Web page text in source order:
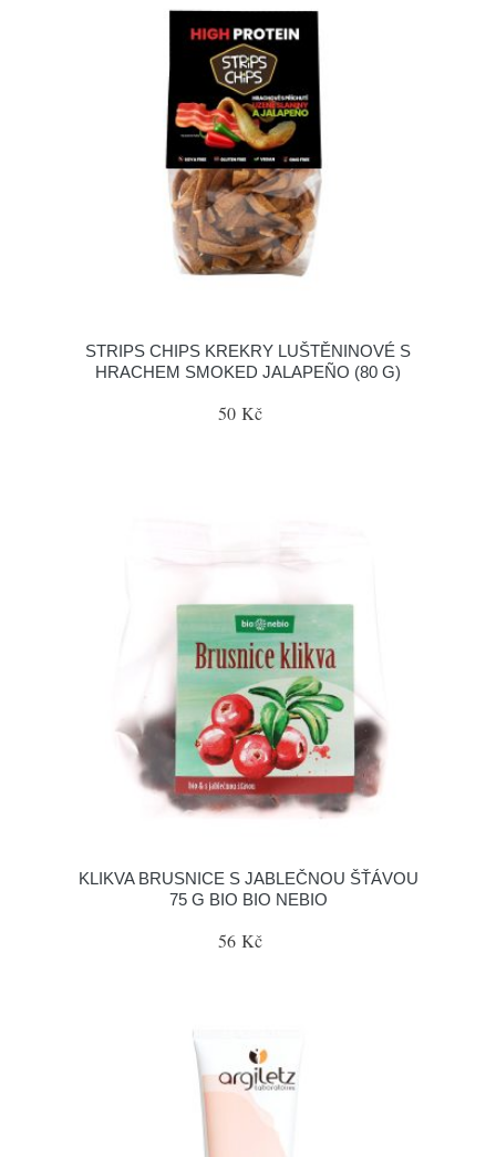
STRIPS CHIPS KREKRY LUŠTĚNINOVÉ S
HRACHEM SMOKED JALAPEÑO (80 G)
50 Kč
KLIKVA BRUSNICE S JABLEČNOU ŠŤÁVOU
75 G BIO BIO NEBIO
56 Kč